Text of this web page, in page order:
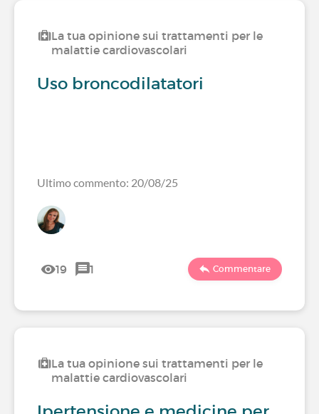
La tua opinione sui trattamenti per le
malattie cardiovascolari
Uso broncodilatatori
Ultimo commento: 20/08/25
19 1 Commentare
La tua opinione sui trattamenti per le
malattie cardiovascolari